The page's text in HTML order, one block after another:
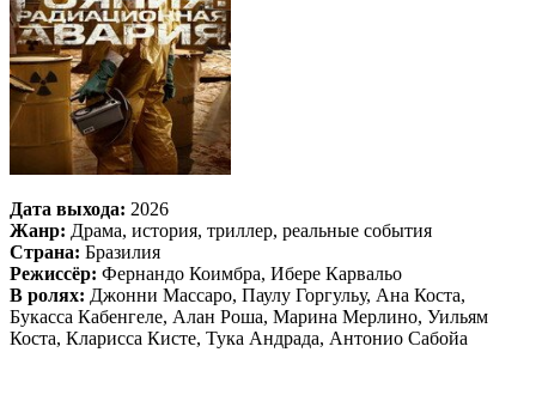
Дата выхода: 2026
Жанр: Драма, история, триллер, реальные события
Страна: Бразилия
Режиссёр: Фернандо Коимбра, Ибере Карвальо
В ролях: Джонни Массаро, Паулу Горгульу, Ана Коста,
Букасса Кабенгеле, Алан Роша, Марина Мерлино, Уильям
Коста, Кларисса Кисте, Тука Андрада, Антонио Сабойа